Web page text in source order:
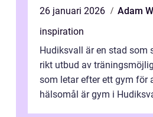
26 januari 2026
Adam
inspiration
Hudiksvall är en stad som
rikt utbud av
som letar efter ett gym för
hälsomål är gym i